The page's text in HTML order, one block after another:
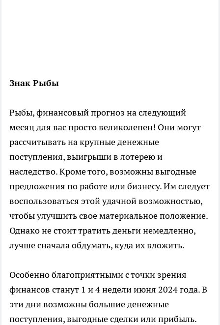
Знак Рыбы
Рыбы, финансовый прогноз на следующий
месяц для вас просто великолепен! Они могут
рассчитывать на крупные денежные
поступления, выигрыши в лотерею и
наследство. Кроме того, возможны выгодные
предложения по работе или бизнесу. Им следует
воспользоваться этой удачной возможностью,
чтобы улучшить свое материальное положение.
Однако не стоит тратить деньги немедленно,
лучше сначала обдумать, куда их вложить.
Особенно благоприятными с точки зрения
финансов станут 1 и 4 недели июня 2024 года. В
эти дни возможны большие денежные
поступления, выгодные сделки или прибыль.